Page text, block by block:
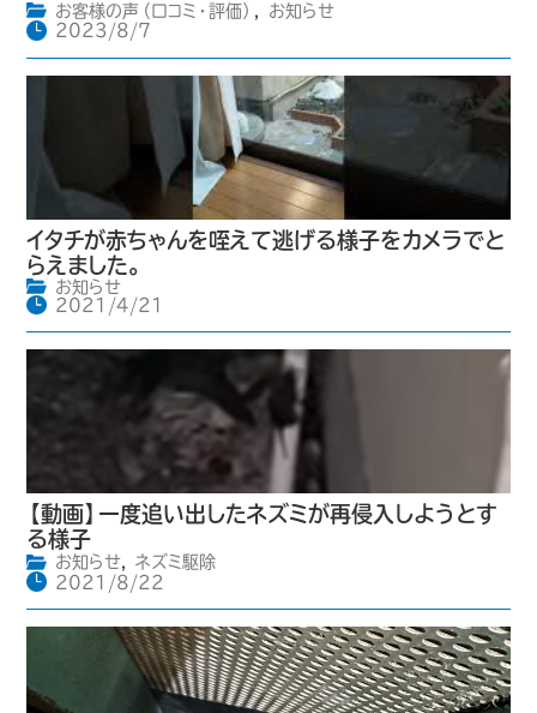
お客様の声（口コミ・評価）
お知らせ
2023/8/7
イタチが赤ちゃんを咥えて逃げる様子をカメラでと
らえました。
お知らせ
2021/4/21
【動画】一度追い出したネズミが再侵入しようとす
る様子
お知らせ,
ネズミ駆除
2021/8/22